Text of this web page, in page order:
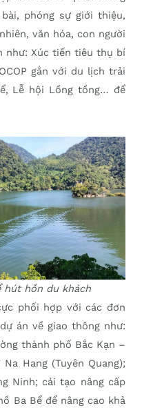
phóng sự giới thiệu,
văn hóa, con người
như: Xúc tiến tiêu thụ bí
gắn với du lịch trải
Lễ hội Lồng tồng… để
hút hồn du khách
phối hợp với các đơn
án về giao thông như:
thành phố Bắc Kạn –
Hang (Tuyên Quang);
Ninh; cải tạo nâng cấp
Ba Bể để nâng cao khả